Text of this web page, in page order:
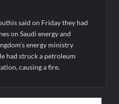
said on Friday they had
on Saudi energy and
energy ministry
had struck a petroleum
causing a fire.